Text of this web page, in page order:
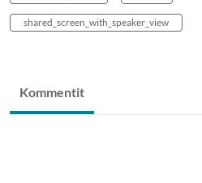
shared_screen_with_speaker_view
Kommentit